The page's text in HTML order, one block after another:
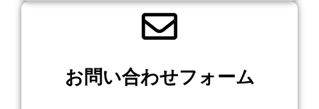
お問い合わせフォーム